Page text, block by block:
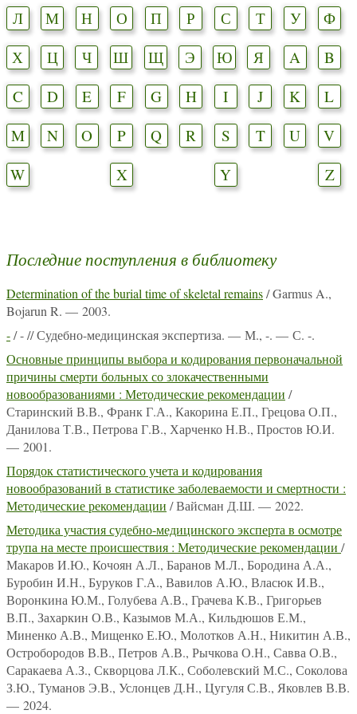
Л
М Н О П Р С Т У
Ф
Х
Ц Ч Ш Щ Э Ю Я A
B
C
D E F G H I J K
L
M
N O P Q R S T U
V
W
X Y Z
Последние поступления в библиотеку
Determination of the burial time of skeletal remains/ Garmus A.,
Bojarun R. — 2003.
-/ - // Судебно-медицинская экспертиза. — М., -. — С. -.
Основные принципы выбора и кодирования первоначальной
причины смерти больных со злокачественными
новообразованиями : Методические рекомендации /
Старинский В.В., Франк Г.А., Какорина Е.П., Грецова О.П.,
Данилова Т.В., Петрова Г.В., Харченко Н.В., Простов Ю.И.
— 2001.
Порядок статистического учета и кодирования
новообразований в статистике заболеваемости и смертности :
Методические рекомендации / Вайсман Д.Ш. — 2022.
Методика участия судебно-медицинского эксперта в осмотре
трупа на месте происшествия : Методические рекомендации /
Макаров И.Ю., Кочоян А.Л., Баранов М.Л., Бородина А.А.,
Буробин И.Н., Буруков Г.А., Вавилов А.Ю., Власюк И.В.,
Воронкина Ю.М., Голубева А.В., Грачева К.В., Григорьев
В.П., Захаркин О.В., Казымов М.А., Кильдюшов Е.М.,
Миненко А.В., Мищенко Е.Ю., Молотков А.Н., Никитин А.В.,
Остробородов В.В., Петров А.В., Рычкова О.Н., Савва О.В.,
Саракаева А.З., Скворцова Л.К., Соболевский М.С., Соколова
З.Ю., Туманов Э.В., Услонцев Д.Н., Цугуля С.В., Яковлев В.В.
— 2024.